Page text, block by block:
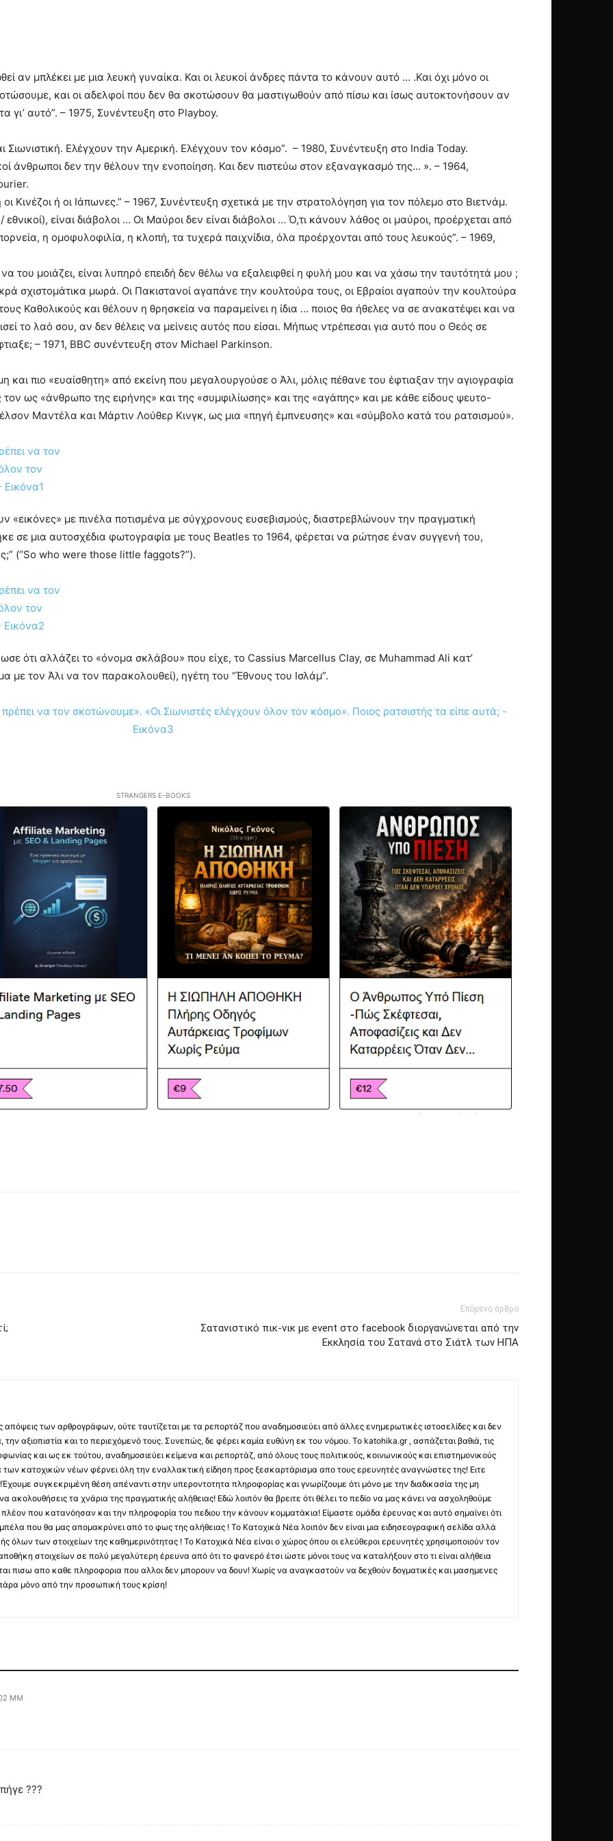
αν μπλέκει με μια λευκή γυναίκα. Και οι λευκοί άνδρες πάντα το κάνουν αυτό … .Και όχι μόνο οι
και οι αδελφοί που δεν θα σκοτώσουν θα μαστιγωθούν από πίσω και ίσως αυτοκτονήσουν αν
γι’ αυτό”. – 1975, Συνέντευξη στο Playboy.
Σιωνιστική. Ελέγχουν την Αμερική. Ελέγχουν τον κόσμο”. – 1980, Συνέντευξη στο India Today.
άνθρωποι δεν την θέλουν την ενοποίηση. Και δεν πιστεύω στον εξαναγκασμό της… ». – 1964,
οι Κινέζοι ή οι Ιάπωνες.” – 1967, Συνέντευξη σχετικά με την στρατολόγηση για τον πόλεμο στο Βιετνάμ.
εθνικοί), είναι διάβολοι … Οι Μαύροι δεν είναι διάβολοι … Ό,τι κάνουν λάθος οι μαύροι, προέρχεται από
η ομοφυλοφιλία, η κλοπή, τα τυχερά παιχνίδια, όλα προέρχονται από τους λευκούς”. – 1969,
του μοιάζει, είναι λυπηρό επειδή δεν θέλω να εξαλειφθεί η φυλή μου και να χάσω την ταυτότητά μου ;
σχιστομάτικα μωρά. Οι Πακιστανοί αγαπάνε την κουλτούρα τους, οι Εβραίοι αγαπούν την κουλτούρα
Καθολικούς και θέλουν η θρησκεία να παραμείνει η ίδια … ποιος θα ήθελες να σε ανακατέψει και να
το λαό σου, αν δεν θέλεις να μείνεις αυτός που είσαι. Μήπως ντρέπεσαι για αυτό που ο Θεός σε
– 1971, BBC συνέντευξη στον Michael Parkinson.
και πιο «ευαίσθητη» από εκείνη που μεγαλουργούσε ο Άλι, μόλις πέθανε του έφτιαξαν την αγιογραφία
ως «άνθρωπο της ειρήνης» και της «συμφιλίωσης» και της «αγάπης» και με κάθε είδους ψευτο-
Μαντέλα και Μάρτιν Λούθερ Κινγκ, ως μια «πηγή έμπνευσης» και «σύμβολο κατά του ρατσισμού».
«εικόνες» με πινέλα ποτισμένα με σύγχρονους ευσεβισμούς, διαστρεβλώνουν την πραγματική
σε μια αυτοσχέδια φωτογραφία με τους Beatles το 1964, φέρεται να ρώτησε έναν συγγενή του,
(“So who were those little faggots?”).
ότι αλλάζει το «όνομα σκλάβου» που είχε, το Cassius Marcellus Clay, σε Muhammad Ali κατ’
τον Άλι να τον παρακολουθεί), ηγέτη του “Έθνους του Ισλάμ”.
STRANGERS E-BOOKS
Επόμενο άρθρο
Σατανιστικό πικ-νικ με event στο facebook διοργανώνεται από την
Εκκλησία του Σατανά στο Σιάτλ των ΗΠΑ
απόψεις των αρθρογράφων, ούτε ταυτίζεται με τα ρεπορτάζ που αναδημοσιεύει από άλλες ενημερωτικές ιστοσελίδες και δεν
την αξιοπιστία και το περιεχόμενό τους. Συνεπώς, δε φέρει καμία ευθύνη εκ του νόμου. Το katohika.gr , ασπάζεται βαθιά, τις
και ως εκ τούτου, αναδημοσιεύει κείμενα και ρεπορτάζ, από όλους τους πολιτικούς, κοινωνικούς και επιστημονικούς
κατοχικών νέων φέρνει όλη την εναλλακτική είδηση προς ξεσκαρτάρισμα απο τους ερευνητές αναγνώστες της! Ειτε
!Έχουμε συγκεκριμένη θέση απέναντι στην υπεροντοτητα πληροφορίας και γνωρίζουμε ότι μόνο με την διαδικασία της μη
ακολουθήσεις τα χνάρια της πραγματικής αλήθειας! Εδώ λοιπόν θα βρειτε ότι θέλει το πεδίο να μας κάνει να ασχοληθούμε
που κατανόησαν και την πληροφορία του πεδιου την κάνουν κομματάκια! Είμαστε ομάδα έρευνας και αυτό σημαίνει ότι
που θα μας απομακρύνει από το φως της αλήθειας ! Το Κατοχικά Νέα λοιπόν δεν είναι μια ειδησεογραφική σελίδα αλλά
όλων των στοιχείων της καθημερινότητας ! Το Κατοχικά Νέα είναι ο χώρος όπου οι ελεύθεροι ερευνητές χρησιμοποιούν τον
στοιχείων σε πολύ μεγαλύτερη έρευνα από ότι το φανερό έτσι ώστε μόνοι τους να καταλήξουν στο τι είναι αλήθεια
πισω απο καθε πληροφορια που αλλοι δεν μπορουν να δουν! Χωρίς να αναγκαστούν να δεχθούν δογματικές και μασημενες
μόνο από την προσωπική τους κρίση!
ΜΜ
???